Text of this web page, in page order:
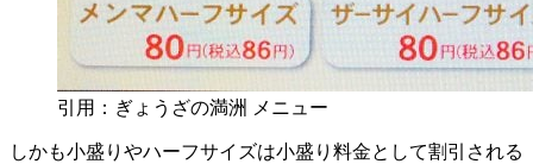
引用：ぎょうざの満洲 メニュー
しかも小盛りやハーフサイズは小盛り料金として割引される